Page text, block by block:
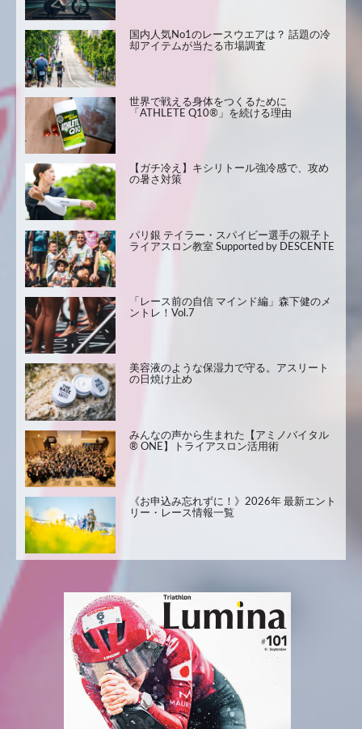
国内人気No1のレースウエアは？ 話題の冷
却アイテムが当たる市場調査
世界で戦える身体をつくるために
「ATHLETE Q10®」を続ける理由
【ガチ冷え】キシリトール強冷感で、攻め
の暑さ対策
パリ銀 テイラー・スパイビー選手の親子ト
ライアスロン教室 Supported by DESCENTE
「レース前の自信 マインド編」森下健のメ
ントレ！Vol.7
美容液のような保湿力で守る。アスリート
の日焼け止め
みんなの声から生まれた【アミノバイタル
® ONE】トライアスロン活用術
《お申込み忘れずに！》2026年 最新エント
リー・レース情報一覧